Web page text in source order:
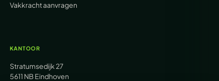
Vakkracht aanvragen
KANTOOR
Stratumsedijk 27
5611 NB Eindhoven